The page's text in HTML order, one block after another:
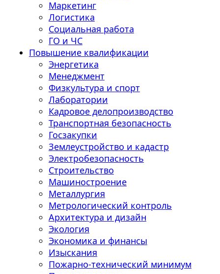
Маркетинг
Логистика
Социальная работа
ГО и ЧС
Повышение квалификации
Энергетика
Менеджмент
Физкультура и спорт
Лаборатории
Кадровое делопроизводство
Транспортная безопасность
Госзакупки
Землеустройство и кадастр
Электробезопасность
Строительство
Машиностроение
Металлургия
Метрологический контроль
Архитектура и дизайн
Экология
Экономика и финансы
Изыскания
Пожарно-технический минимум